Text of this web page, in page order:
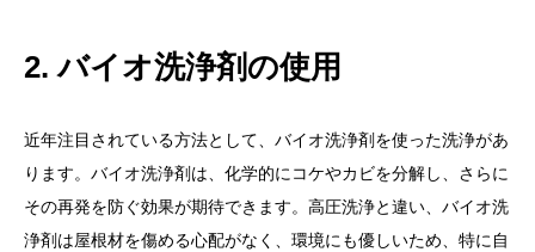
2. バイオ洗浄剤の使用
近年注目されている方法として、バイオ洗浄剤を使った洗浄があ
ります。バイオ洗浄剤は、化学的にコケやカビを分解し、さらに
その再発を防ぐ効果が期待できます。高圧洗浄と違い、バイオ洗
浄剤は屋根材を傷める心配がなく、環境にも優しいため、特に自
屋根洗浄のタイミング
まとめ